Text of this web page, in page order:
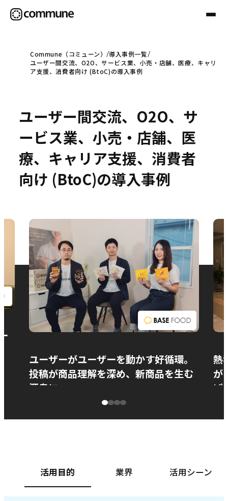
Communeについて
事例
セミナー
お問い合わせ
Commune（コミューン）
導入事例一覧
ユーザー間交流、O2O、サービス業、小売・店舗、医療、キャリ
ア支援、消費者向け (BtoC)の導入事例
ユーザー間交流、O2O、サ
ービス業、小売・店舗、医
療、キャリア支援、消費者
向け (BtoC)の導入事例
ユーザーがユーザーを動かす好循環。
投稿が商品理解を深め、新商品を生む
源泉に
熱
が
ぱ
活用目的 業界 活用シーン